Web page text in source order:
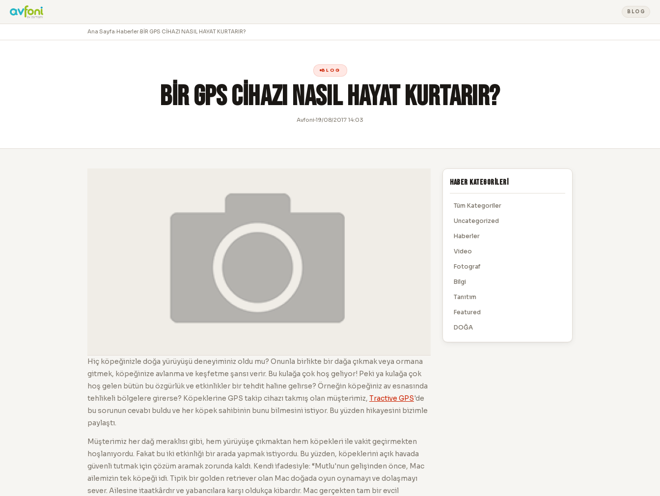
BLOG
Ana Sayfa›Haberler›BİR GPS CİHAZI NASIL HAYAT KURTARIR?
BLOG
BİR GPS CİHAZI NASIL HAYAT KURTARIR?
Avfoni 19/08/2017 14:03
Hiç köpeğinizle doğa yürüyüşü deneyiminiz oldu mu? Onunla birlikte bir dağa çıkmak veya ormana
gitmek, köpeğinize avlanma ve keşfetme şansı verir. Bu kulağa çok hoş geliyor! Peki ya kulağa çok
hoş gelen bütün bu özgürlük ve etkinlikler bir tehdit haline gelirse? Örneğin köpeğiniz av esnasında
tehlikeli bölgelere girerse? Köpeklerine GPS takip cihazı takmış olan müşterimiz, Tractive GPS'de
bu sorunun cevabı buldu ve her köpek sahibinin bunu bilmesini istiyor. Bu yüzden hikayesini bizimle
paylaştı.
Müşterimiz her dağ meraklısı gibi, hem yürüyüşe çıkmaktan hem köpekleri ile vakit geçirmekten
hoşlanıyordu. Fakat bu iki etkinliği bir arada yapmak istiyordu. Bu yüzden, köpeklerini açık havada
güvenli tutmak için çözüm aramak zorunda kaldı. Kendi ifadesiyle: “Mutlu'nun gelişinden önce, Mac
ailemizin tek köpeği idi. Tipik bir golden retriever olan Mac doğada oyun oynamayı ve dolaşmayı
sever. Ailesine itaatkârdır ve yabancılara karşı oldukça kibardır. Mac gerçekten tam bir evcil
Haber Kategorileri
Tüm Kategoriler
Uncategorized
Haberler
Video
Fotograf
Bilgi
Tanıtım
Featured
DOĞA